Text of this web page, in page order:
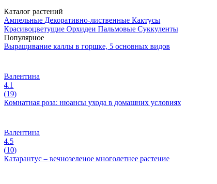
Каталог растений
Ампельные Декоративно-лиственные Кактусы
Красивоцветущие Орхидеи Пальмовые Суккуленты
Популярное
Выращивание каллы в горшке, 5 основных видов
Валентина
4.1
(19)
Комнатная роза: нюансы ухода в домашних условиях
Валентина
4.5
(10)
Катарантус – вечнозеленое многолетнее растение